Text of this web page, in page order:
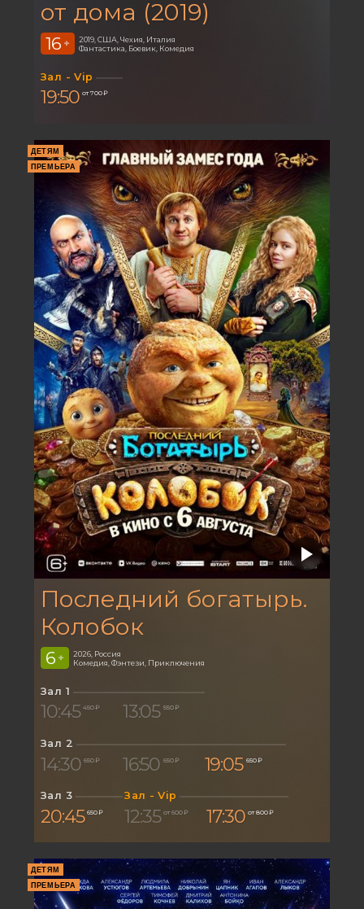
от дома (2019)
16 +
2019, США, Чехия, Италия
Фантастика, Боевик, Комедия
Зал - Vip
19:50 от 700 ₽
ДЕТЯМ
ПРЕМЬЕРА
Последний богатырь.
Колобок
6 +
2026, Россия
Комедия, Фэнтези, Приключения
Зал 1
10:45 450 ₽ 13:05 550 ₽
Зал 2
14:30 650 ₽ 16:50 650 ₽ 19:05 650 ₽
Зал 3
20:45 650 ₽
Зал - Vip
12:35 от 600 ₽ 17:30 от 800 ₽
ДЕТЯМ
ПРЕМЬЕРА